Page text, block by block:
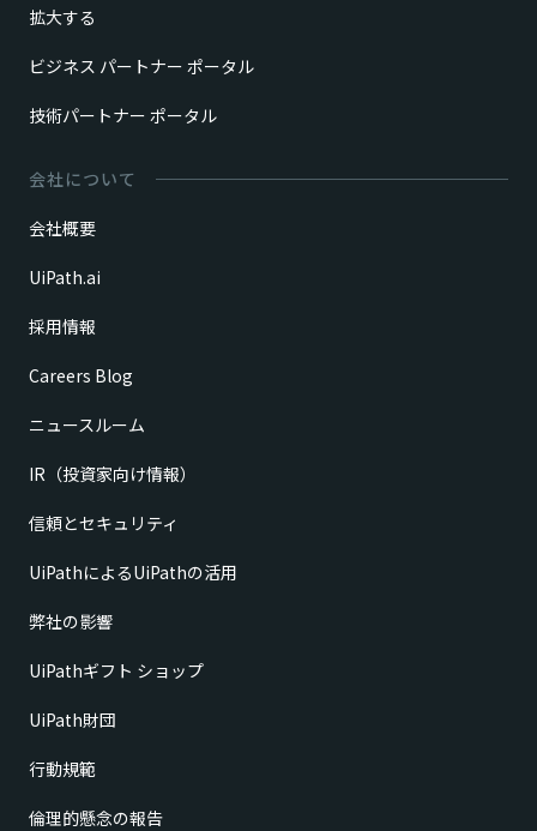
拡大する
ビジネス パートナー ポータル
技術パートナー ポータル
会社について
会社概要
UiPath.ai
採用情報
Careers Blog
ニュースルーム
IR（投資家向け情報）
信頼とセキュリティ
UiPathによるUiPathの活用
弊社の影響
UiPathギフト ショップ
UiPath財団
行動規範
倫理的懸念の報告